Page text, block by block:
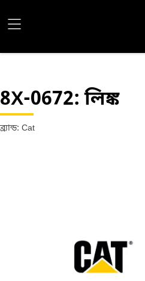
8X-0672: লিঙ্ক
ব্র্যান্ড: Cat